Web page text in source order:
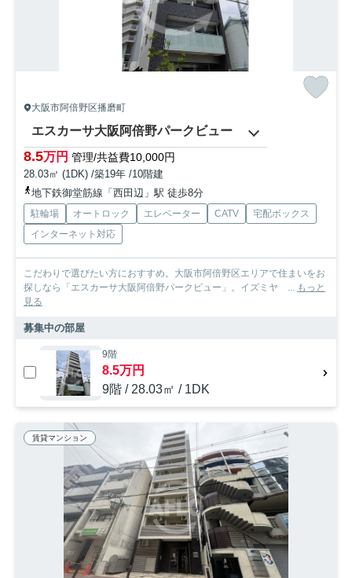
大阪市阿倍野区播磨町
エスカーサ大阪阿倍野パークビュー
8.5万円 管理/共益費10,000円
28.03㎡ (1DK) /築19年 /10階建
地下鉄御堂筋線「西田辺」駅 徒歩8分
駐輪場 オートロック エレベーター CATV
宅配ボックス
インターネット対応
こだわりで選びたい方におすすめ。大阪市阿倍野区エリアで住まいをお
探しなら「エスカーサ大阪阿倍野パークビュー」。イズミヤ ... もっと
見る
募集中の部屋
9階
8.5万円
9階 / 28.03㎡ / 1DK
賃貸マンション